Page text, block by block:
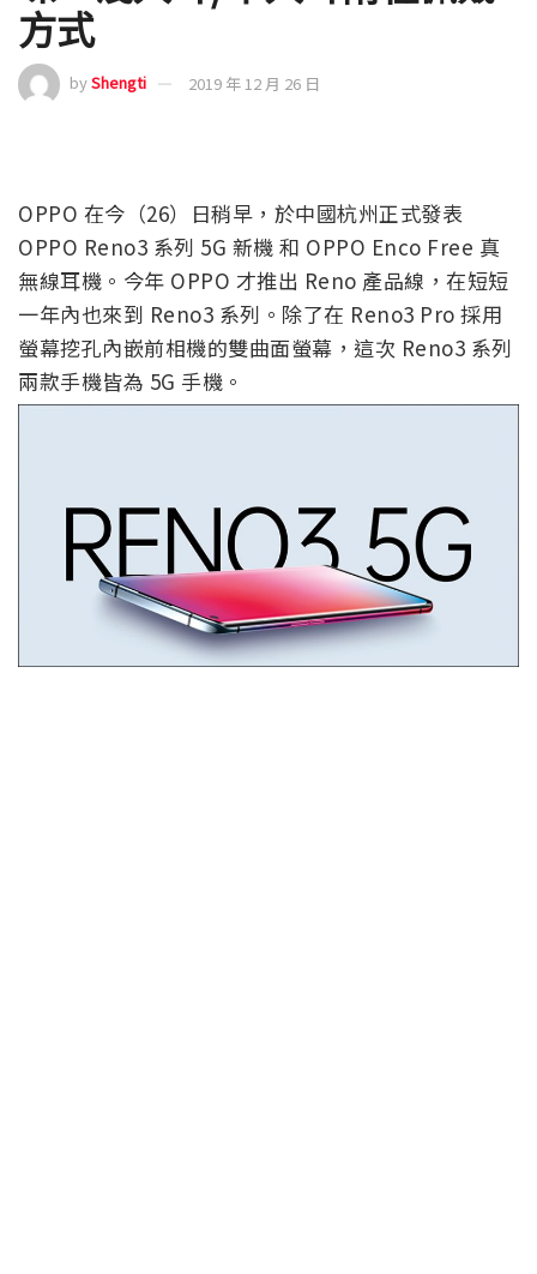
方式
byShengti 2019 年 12 月 26 日
OPPO 在今（26）日稍早，於中國杭州正式發表
OPPO Reno3 系列 5G 新機 和 OPPO Enco Free 真
無線耳機。今年 OPPO 才推出 Reno 產品線，在短短
一年內也來到 Reno3 系列。除了在 Reno3 Pro 採用
螢幕挖孔內嵌前相機的雙曲面螢幕，這次 Reno3 系列
兩款手機皆為 5G 手機。